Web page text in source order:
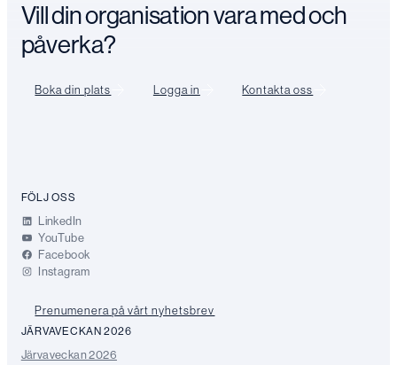
Vill din organisation vara med och
påverka?
Boka din plats Logga in Kontakta oss
FÖLJ OSS
LinkedIn
YouTube
Facebook
Instagram
Prenumenera på vårt nyhetsbrev
JÄRVAVECKAN 2026
Järvaveckan 2026